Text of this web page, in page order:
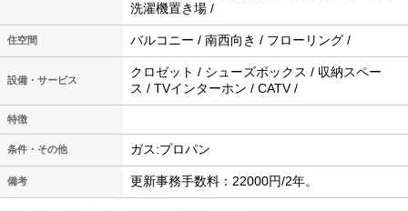
洗濯機置き場 /
住空間 バルコニー / 南西向き / フローリング /
設備・サービス
クロゼット / シューズボックス / 収納スペー
ス / TVインターホン / CATV /
特徴
条件・その他 ガス:プロパン
備考 更新事務手数料：22000円/2年。